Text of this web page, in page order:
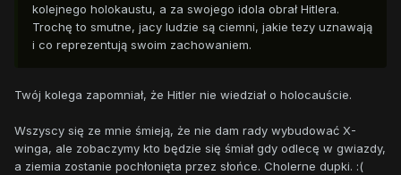
kolejnego holokaustu, a za swojego idola obrał Hitlera.
Trochę to smutne, jacy ludzie są ciemni, jakie tezy uznawają
i co reprezentują swoim zachowaniem.
Twój kolega zapomniał, że Hitler nie wiedział o holocauście.
Wszyscy się ze mnie śmieją, że nie dam rady wybudować X-
winga, ale zobaczymy kto będzie się śmiał gdy odlecę w gwiazdy,
a ziemia zostanie pochłonięta przez słońce. Cholerne dupki. :(